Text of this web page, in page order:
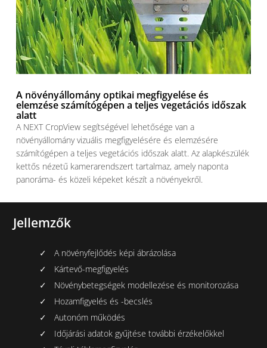
A növényállomány optikai megfigyelése és
elemzése számítógépen a teljes vegetációs időszak
alatt
A NEXT CropView segítségével lehetősége van a
növényállomány vizuális megfigyelésére és elemzésére
számítógépen a teljes vegetációs időszak alatt. Az alapkészülék
kettős nézetű kamerarendszert tartalmaz, amely naponta
panoráma- és közeli képeket készít a növényekről.
Jellemzők
A növényfejlődés képi ábrázolása
Kártevő-megfigyelés
Növénybetegségek modellezése és monitorozása
Hozamfigyelés és -becslés
Autonóm működés
Időjárási adatok gyűjtése további érzékelőkkel